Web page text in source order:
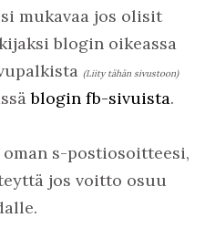
mukavaa jos olisit
blogin oikeassa
(Liity tähän sivustoon)
blogin fb-sivuista.
s-postiosoitteesi,
jos voitto osuu